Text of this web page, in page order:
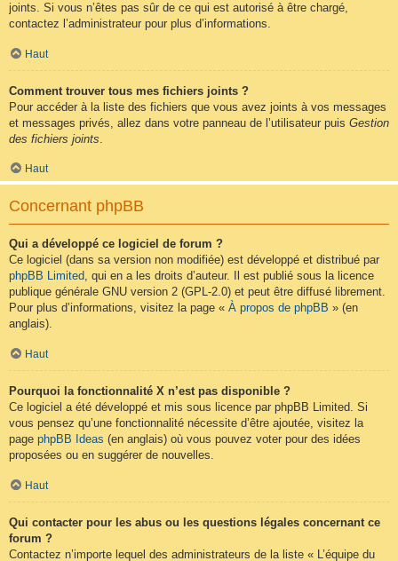
joints. Si vous n’êtes pas sûr de ce qui est autorisé à être chargé,
contactez l’administrateur pour plus d’informations.
Haut
Comment trouver tous mes fichiers joints ?
Pour accéder à la liste des fichiers que vous avez joints à vos messages
et messages privés, allez dans votre panneau de l’utilisateur puis Gestion
des fichiers joints
Haut
Concernant phpBB
Qui a développé ce logiciel de forum ?
Ce logiciel (dans sa version non modifiée) est développé et distribué par
phpBB Limited, qui en a les droits d’auteur. Il est publié sous la licence
publique générale GNU version 2 (GPL-2.0) et peut être diffusé librement.
Pour plus d’informations, visitez la page « À propos de phpBB » (en
anglais).
Haut
Pourquoi la fonctionnalité X n’est pas disponible ?
Ce logiciel a été développé et mis sous licence par phpBB Limited. Si
vous pensez qu’une fonctionnalité nécessite d’être ajoutée, visitez la
page phpBB Ideas (en anglais) où vous pouvez voter pour des idées
proposées ou en suggérer de nouvelles.
Haut
Qui contacter pour les abus ou les questions légales concernant ce
forum ?
Contactez n’importe lequel des administrateurs de la liste « L’équipe du